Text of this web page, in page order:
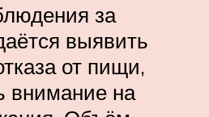
за
выявить
от пищи,
внимание на